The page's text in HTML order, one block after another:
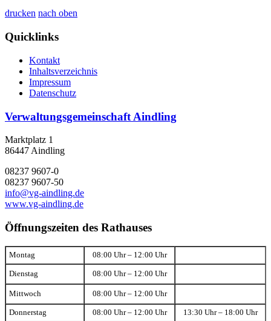
drucken nach oben
Quicklinks
Kontakt
Inhaltsverzeichnis
Impressum
Datenschutz
Verwaltungsgemeinschaft Aindling
Marktplatz 1
86447 Aindling
08237 9607-0
08237 9607-50
info@vg-aindling.de
www.vg-aindling.de
Öffnungszeiten des Rathauses
Montag 08:00 Uhr – 12:00 Uhr
Dienstag 08:00 Uhr – 12:00 Uhr
Mittwoch 08:00 Uhr – 12:00 Uhr
Donnerstag 08:00 Uhr – 12:00 Uhr 13:30 Uhr – 18:00 Uhr